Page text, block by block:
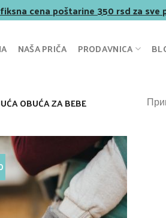
cena poštarine 350 rsd za sve
NAŠA PRIČA PRODAVNICA
OBUĆA ZA BEBE